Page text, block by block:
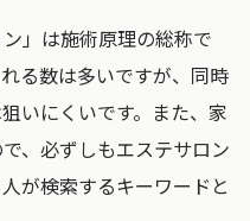
」は施術原理の総称で
る数は多いですが、同時
いにくいです。また、家
、必ずしもエステサロン
が検索するキーワードと